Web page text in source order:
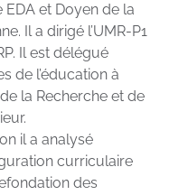
et Doyen de la
Il a dirigé l’UMR-P1
Il est délégué
de l’éducation à
la Recherche et de
il a analysé
curriculaire
des